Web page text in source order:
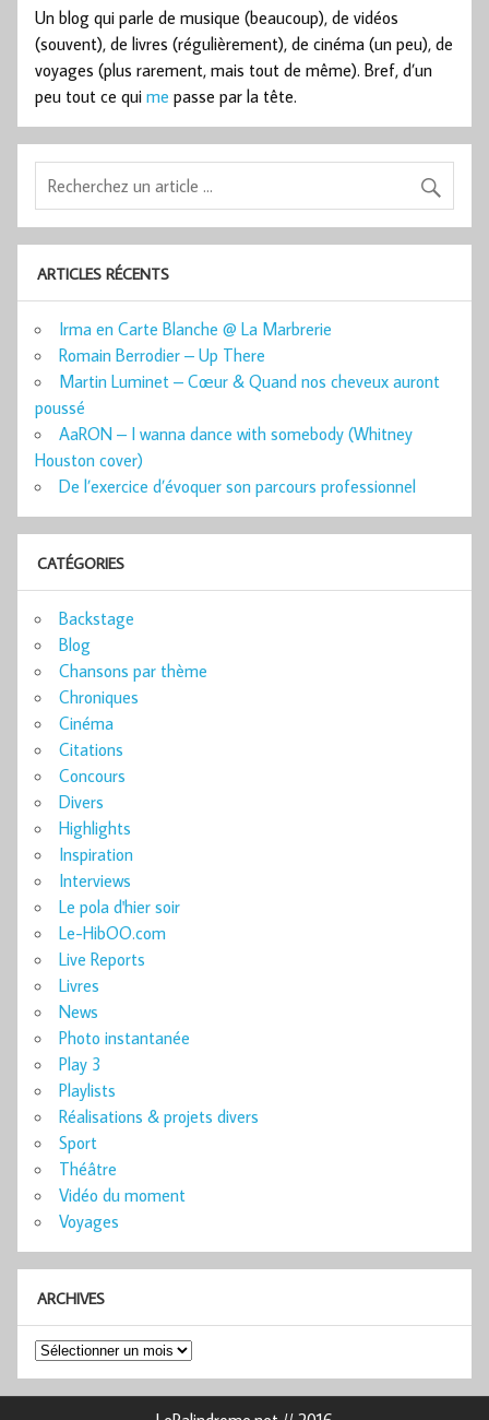
Un blog qui parle de musique (beaucoup), de vidéos
(souvent), de livres (régulièrement), de cinéma (un peu), de
voyages (plus rarement, mais tout de même). Bref, d’un
peu tout ce qui me passe par la tête.
ARTICLES RÉCENTS
Irma en Carte Blanche @ La Marbrerie
Romain Berrodier – Up There
Martin Luminet – Cœur & Quand nos cheveux auront
poussé
AaRON – I wanna dance with somebody (Whitney
Houston cover)
De l’exercice d’évoquer son parcours professionnel
CATÉGORIES
Backstage
Blog
Chansons par thème
Chroniques
Cinéma
Citations
Concours
Divers
Highlights
Inspiration
Interviews
Le pola d'hier soir
Le-HibOO.com
Live Reports
Livres
News
Photo instantanée
Play 3
Playlists
Réalisations & projets divers
Sport
Théâtre
Vidéo du moment
Voyages
ARCHIVES
Archives